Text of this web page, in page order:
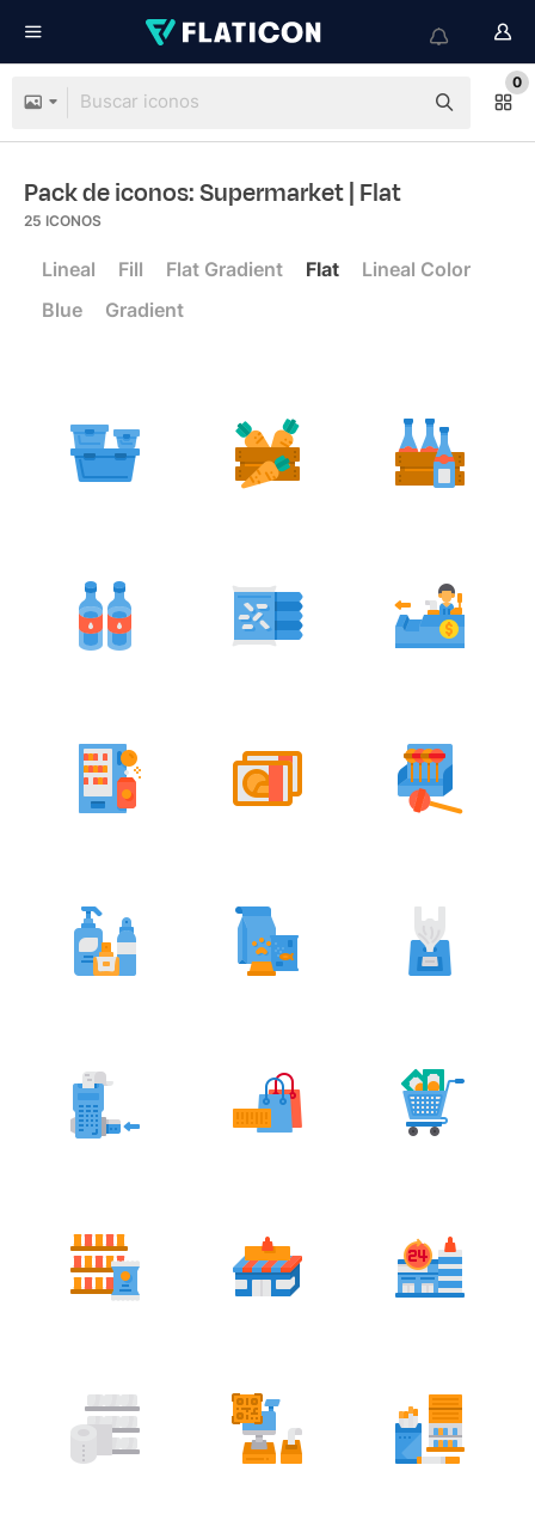
0
Pack de iconos: Supermarket| Flat
25 ICONOS
Lineal Fill Flat Gradient Flat
Lineal Color
Blue
Gradient